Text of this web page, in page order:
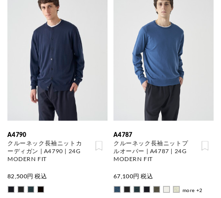
A4790
クルーネック長袖ニットカ
ーディガン | A4790 | 24G
MODERN FIT
82,500円 税込
A4787
クルーネック長袖ニットプ
ルオーバー | A4787 | 24G
MODERN FIT
67,100円 税込
more +2